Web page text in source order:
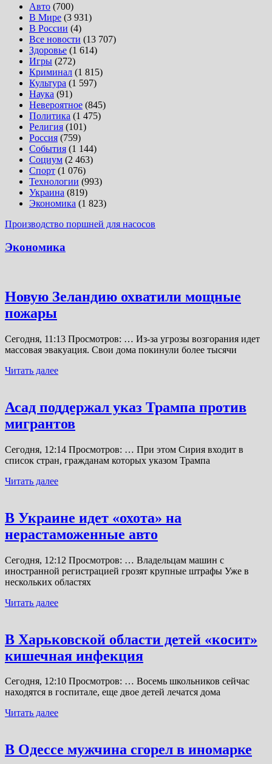
Авто (700)
В Мире (3 931)
В России (4)
Все новости (13 707)
Здоровье (1 614)
Игры (272)
Криминал (1 815)
Культура (1 597)
Наука (91)
Невероятное (845)
Политика (1 475)
Религия (101)
Россия (759)
События (1 144)
Социум (2 463)
Спорт (1 076)
Технологии (993)
Украина (819)
Экономика (1 823)
Производство поршней для насосов
Экономика
Новую Зеландию охватили мощные
пожары
Сегодня, 11:13 Просмотров: … Из-за угрозы возгорания идет
массовая эвакуация. Свои дома покинули более тысячи
Читать далее
Асад поддержал указ Трампа против
мигрантов
Сегодня, 12:14 Просмотров: … При этом Сирия входит в
список стран, гражданам которых указом Трампа
Читать далее
В Украине идет «охота» на
нерастаможенные авто
Сегодня, 12:12 Просмотров: … Владельцам машин с
иностранной регистрацией грозят крупные штрафы Уже в
нескольких областях
Читать далее
В Харьковской области детей «косит»
кишечная инфекция
Сегодня, 12:10 Просмотров: … Восемь школьников сейчас
находятся в госпитале, еще двое детей лечатся дома
Читать далее
В Одессе мужчина сгорел в иномарке